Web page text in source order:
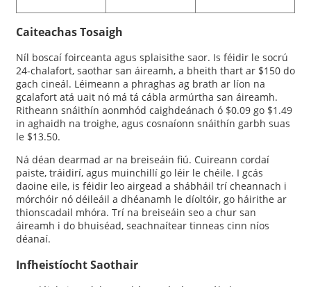
Caiteachas Tosaigh
Níl boscaí foirceanta agus splaisithe saor. Is féidir le socrú
24-chalafort, saothar san áireamh, a bheith thart ar $150 do
gach cineál. Léimeann a phraghas ag brath ar líon na
gcalafort atá uait nó má tá cábla armúrtha san áireamh.
Ritheann snáithín aonmhód caighdeánach ó $0.09 go $1.49
in aghaidh na troighe, agus cosnaíonn snáithín garbh suas
le $13.50.
Ná déan dearmad ar na breiseáin fiú. Cuireann cordaí
paiste, tráidirí, agus muinchillí go léir le chéile. I gcás
daoine eile, is féidir leo airgead a shábháil trí cheannach i
mórchóir nó déileáil a dhéanamh le díoltóir, go háirithe ar
thionscadail mhóra. Trí na breiseáin seo a chur san
áireamh i do bhuiséad, seachnaítear tinneas cinn níos
déanaí.
Infheistíocht Saothair